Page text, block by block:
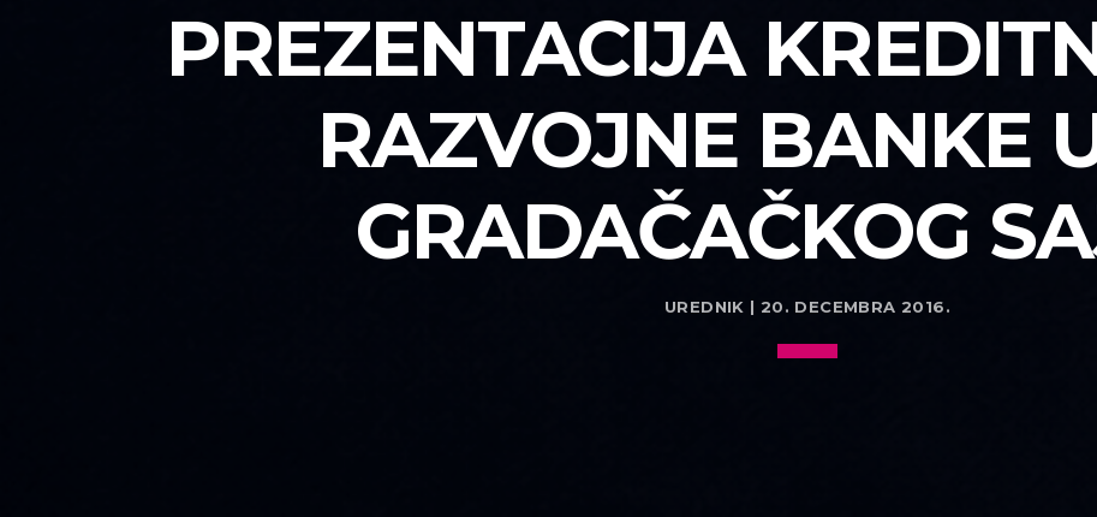
PREZENTACIJA
RAZVOJNE BANKE
GRADAČAČKOG
UREDNIK | 20. DECEMBRA 2016.